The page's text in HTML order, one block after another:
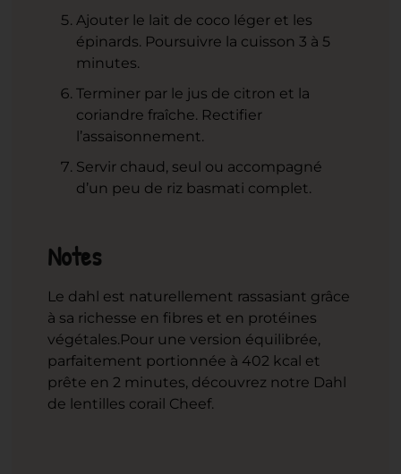
Ajouter le lait de coco léger et les
épinards. Poursuivre la cuisson 3 à 5
minutes.
Terminer par le jus de citron et la
coriandre fraîche. Rectifier
l’assaisonnement.
Servir chaud, seul ou accompagné
d’un peu de riz basmati complet.
Notes
Le dahl est naturellement rassasiant grâce
à sa richesse en fibres et en protéines
végétales.Pour une version équilibrée,
parfaitement portionnée à 402 kcal et
prête en 2 minutes, découvrez notre Dahl
de lentilles corail Cheef.